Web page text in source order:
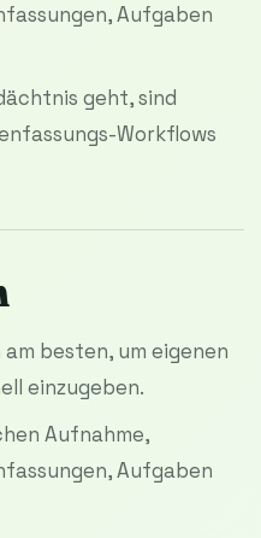
Aufgaben
geht, sind
Workflows
besten, um eigenen
einzugeben.
Aufnahme,
Aufgaben